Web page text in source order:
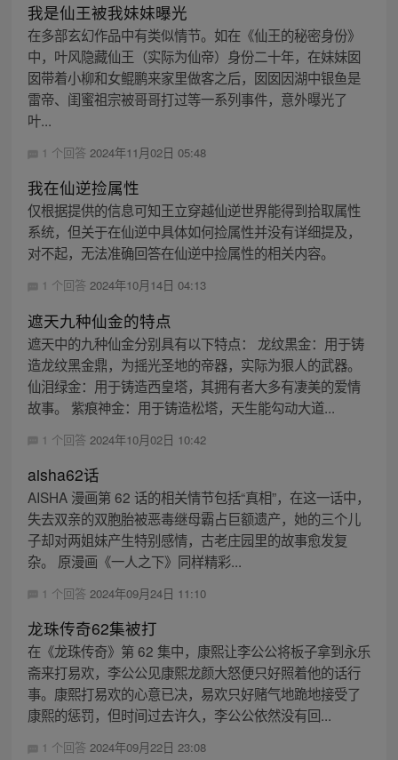
我是仙王被我妹妹曝光
在多部玄幻作品中有类似情节。如在《仙王的秘密身份》
中，叶风隐藏仙王（实际为仙帝）身份二十年，在妹妹囡
囡带着小柳和女鲲鹏来家里做客之后，囡囡因湖中银鱼是
雷帝、闺蜜祖宗被哥哥打过等一系列事件，意外曝光了
叶...
1 个回答 2024年11月02日 05:48
我在仙逆捡属性
仅根据提供的信息可知王立穿越仙逆世界能得到拾取属性
系统，但关于在仙逆中具体如何捡属性并没有详细提及，
对不起，无法准确回答在仙逆中捡属性的相关内容。
1 个回答 2024年10月14日 04:13
遮天九种仙金的特点
遮天中的九种仙金分别具有以下特点： 龙纹黒金：用于铸
造龙纹黑金鼎，为摇光圣地的帝器，实际为狠人的武器。
仙泪绿金：用于铸造西皇塔，其拥有者大多有凄美的爱情
故事。 紫痕神金：用于铸造松塔，天生能勾动大道...
1 个回答 2024年10月02日 10:42
aisha62话
AISHA 漫画第 62 话的相关情节包括“真相”，在这一话中，
失去双亲的双胞胎被恶毒继母霸占巨额遗产，她的三个儿
子却对两姐妹产生特别感情，古老庄园里的故事愈发复
杂。 原漫画《一人之下》同样精彩...
1 个回答 2024年09月24日 11:10
龙珠传奇62集被打
在《龙珠传奇》第 62 集中，康熙让李公公将板子拿到永乐
斋来打易欢，李公公见康熙龙颜大怒便只好照着他的话行
事。康熙打易欢的心意已决，易欢只好赌气地跪地接受了
康熙的惩罚，但时间过去许久，李公公依然没有回...
1 个回答 2024年09月22日 23:08